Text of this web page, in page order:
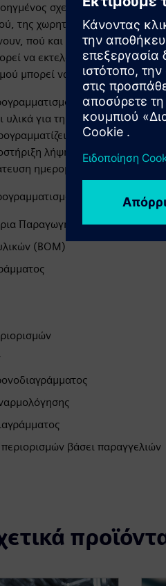
σχεδιασμός και
της χωρητικότητας των
πού και πότε να το
να εκτελεστεί σε
μπορεί να είναι ημέρες,
λαμβάνει υπόψη
υλικά για τη διασφάλιση ενός
παραγγελίες
λήψης αποφάσεων για
ημερομηνίας λήξης και
επιβλέπει
Παραγωγής
(BOM)
βάσει παραγγελιών